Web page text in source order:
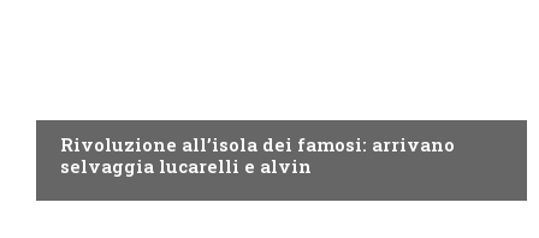
Rivoluzione all’isola dei famosi: arrivano
selvaggia lucarelli e alvin